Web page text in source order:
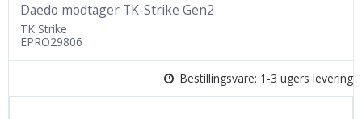
Daedo modtager TK-Strike Gen2
TK Strike
EPRO29806
Bestillingsvare: 1-3 ugers levering